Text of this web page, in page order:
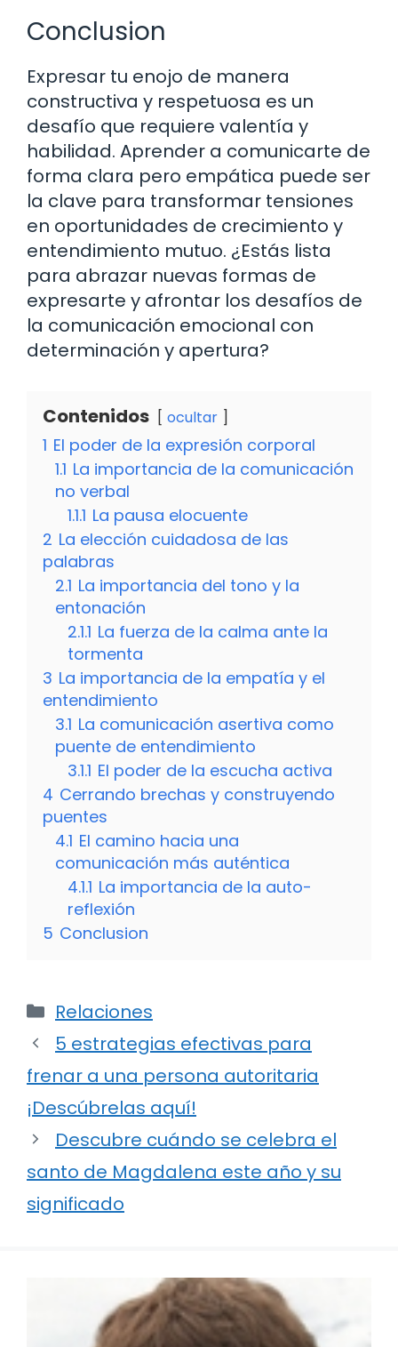
Conclusion
Expresar tu enojo de manera
constructiva y respetuosa es un
desafío que requiere valentía y
habilidad. Aprender a comunicarte de
forma clara pero empática puede ser
la clave para transformar tensiones
en oportunidades de crecimiento y
entendimiento mutuo. ¿Estás lista
para abrazar nuevas formas de
expresarte y afrontar los desafíos de
la comunicación emocional con
determinación y apertura?
Contenidos ocultar
1 El poder de la expresión corporal
1.1 La importancia de la comunicación
no verbal
1.1.1 La pausa elocuente
2 La elección cuidadosa de las
palabras
2.1 La importancia del tono y la
entonación
2.1.1 La fuerza de la calma ante la
tormenta
3 La importancia de la empatía y el
entendimiento
3.1 La comunicación asertiva como
puente de entendimiento
3.1.1 El poder de la escucha activa
4 Cerrando brechas y construyendo
puentes
4.1 El camino hacia una
comunicación más auténtica
4.1.1 La importancia de la auto-
reflexión
5 Conclusion
Categorías
Relaciones
5 estrategias efectivas para
frenar a una persona autoritaria
¡Descúbrelas aquí!
Descubre cuándo se celebra el
santo de Magdalena este año y su
significado